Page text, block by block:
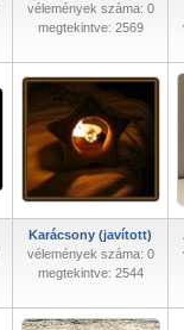
vélemények száma: 0
megtekintve: 2569
Karácsony (javított)
vélemények száma: 0
megtekintve: 2544